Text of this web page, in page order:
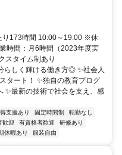
り173時間 10:00～19:00 ※休
時間：月6時間（2023年度実
スタイム制あり
らしく輝ける働き方◎ ✨社会人
タート！ ✨独自の教育プログ
✨最新の技術で社会を支え、感
支援あり 固定時間制
転勤なし
歓迎 有資格者歓迎
研修あり
休暇あり 服装自由